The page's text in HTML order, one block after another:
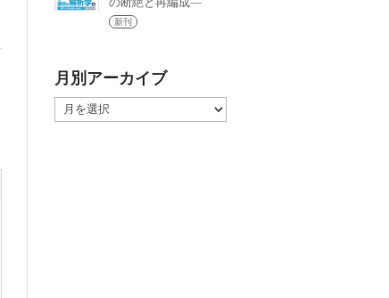
の断絶と再編成—
新刊
月別アーカイブ
月